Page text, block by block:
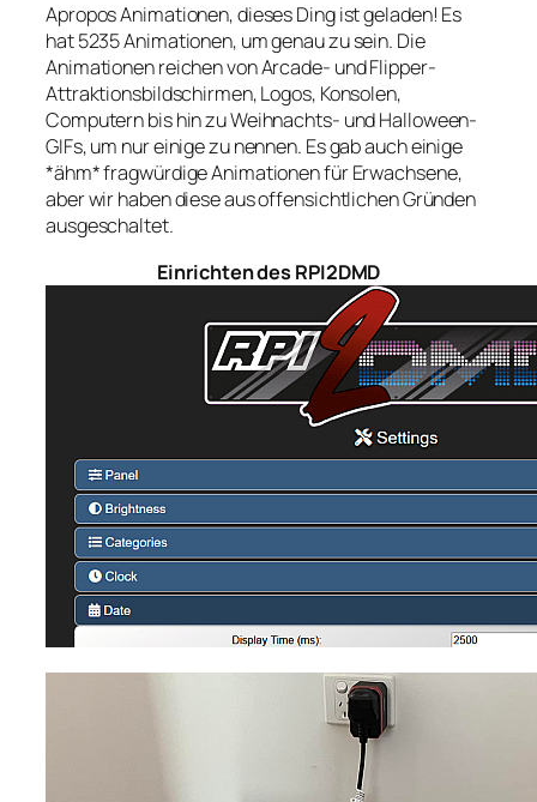
Apropos Animationen, dieses Ding ist geladen! Es
hat 5235 Animationen, um genau zu sein. Die
Animationen reichen von Arcade- und Flipper-
Attraktionsbildschirmen, Logos, Konsolen,
Computern bis hin zu Weihnachts- und Halloween-
GIFs, um nur einige zu nennen. Es gab auch einige
*ähm* fragwürdige Animationen für Erwachsene,
aber wir haben diese aus offensichtlichen Gründen
ausgeschaltet.
Einrichten des RPI2DMD